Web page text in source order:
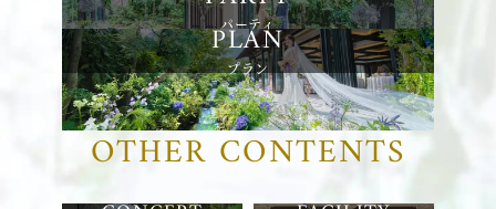
パーティ
プラン
OTHER CONTENTS